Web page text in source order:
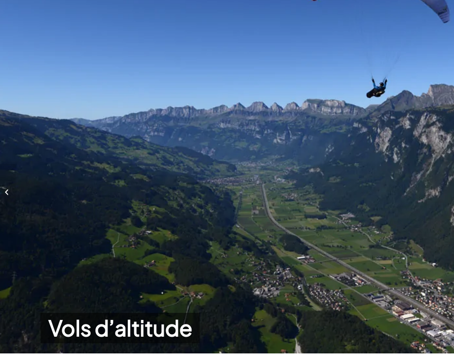
Vols d’altitude